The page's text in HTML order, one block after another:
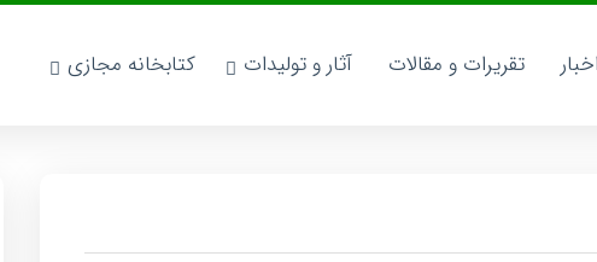
اخبار تقریرات و مقالات آثار و تولیدات کتابخانه مجازی